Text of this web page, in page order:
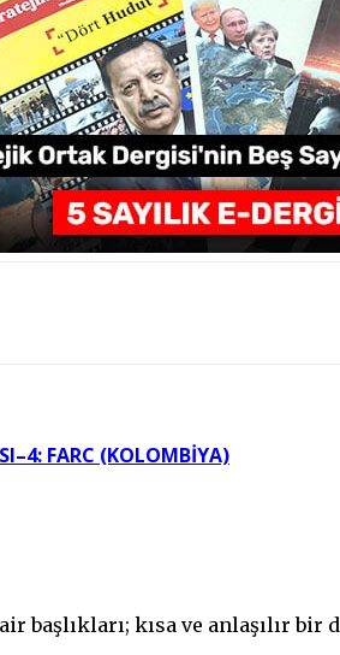
FARC (KOLOMBIYA)
başlıkları; kısa ve anlaşılır